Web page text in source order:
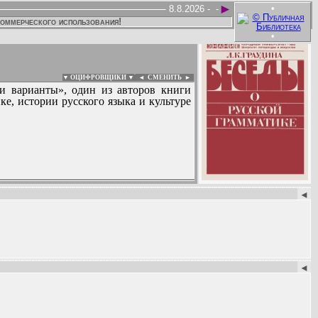
•
•
►
-
8.8.2026 -
использования!
▼ ОЦИФРОВЩИКИ ▼ ◄ СМЕНИТЬ ►
варианты», один из авторов книги
истории русского языка и культуре
:
◄
◄